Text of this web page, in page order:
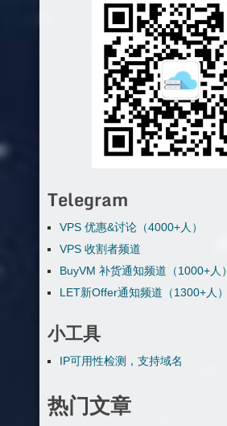
Telegram
VPS 优惠&讨论（4000+人）
VPS 收割者频道
BuyVM 补货通知频道（1000+人）
LET新Offer通知频道（1300+人）
小工具
IP可用性检测，支持域名
热门文章